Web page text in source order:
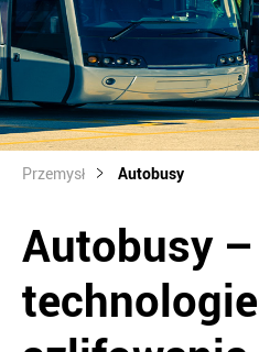
Przemysł Autobusy
Autobusy –
technologie